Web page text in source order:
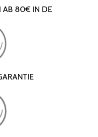
AB 80€ IN DE